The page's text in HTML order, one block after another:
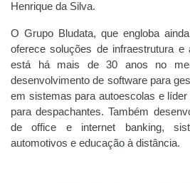
Henrique da Silva.
O Grupo Bludata, que engloba
oferece soluções de infraestrutura e
está há mais de 30 anos no
desenvolvimento de software para
em sistemas para autoescolas e
para despachantes. Também
de office e internet banking,
automotivos e educação à distância.